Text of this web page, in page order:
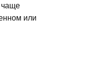
чаще
или